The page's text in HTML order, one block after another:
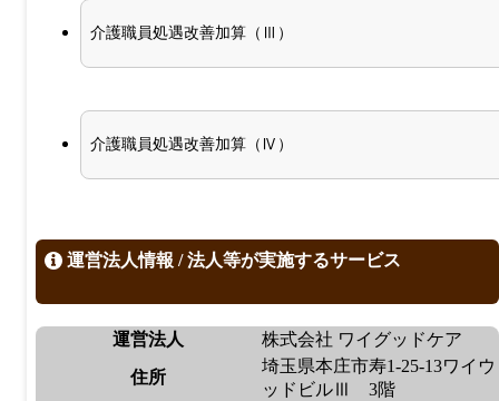
介護職員処遇改善加算（Ⅲ）
介護職員処遇改善加算（Ⅳ）
運営法人情報 / 法人等が実施するサービス
運営法人
株式会社 ワイグッドケア
住所
埼玉県本庄市寿1-25-13ワイウ
ッドビルⅢ 3階